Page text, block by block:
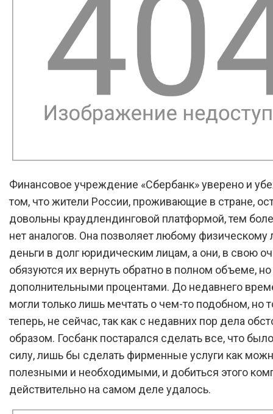
Финансовое учреждение «Сбербанк» уверено и
том, что жители России, проживающие в стране,
довольны краудлендинговой платформой, тем
нет аналогов. Она позволяет любому физическому
деньги в долг юридическим лицам, а они, в свою
обязуются их вернуть обратно в полном объеме,
дополнительными процентами. До недавнего
могли только лишь мечтать о чем-то подобном, но
теперь, не сейчас, так как с недавних пор дела
образом. Госбанк постарался сделать все, что
силу, лишь бы сделать фирменные услуги как
полезными и необходимыми, и добиться этого
действительно на самом деле удалось.